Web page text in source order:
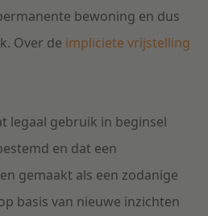
bewoning en dus
Over de impliciete vrijstelling
legaal gebruik in beginsel
en dat een
gemaakt als een zodanige
basis van nieuwe inzichten